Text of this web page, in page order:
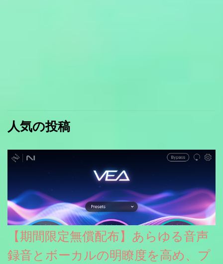
人気の投稿
【期間限定無償配布】あらゆる音声
録音とボーカルの明瞭度を高め、プ